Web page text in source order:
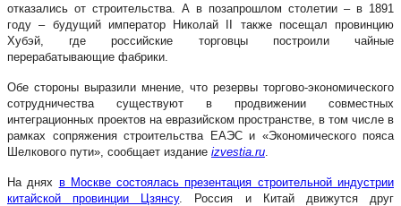
отказались от строительства. А в позапрошлом столетии – в 1891
году – будущий император Николай II также посещал провинцию
Хубэй, где российские торговцы построили чайные
перерабатывающие фабрики.
Обе стороны выразили мнение, что резервы торгово-экономического
сотрудничества существуют в продвижении совместных
интеграционных проектов на евразийском пространстве, в том числе в
рамках сопряжения строительства ЕАЭС и «Экономического пояса
Шелкового пути», сообщает издание izvestia.ru
На днях в Москве состоялась презентация строительной индустрии
китайской провинции Цзянсу. Россия и Китай движутся друг